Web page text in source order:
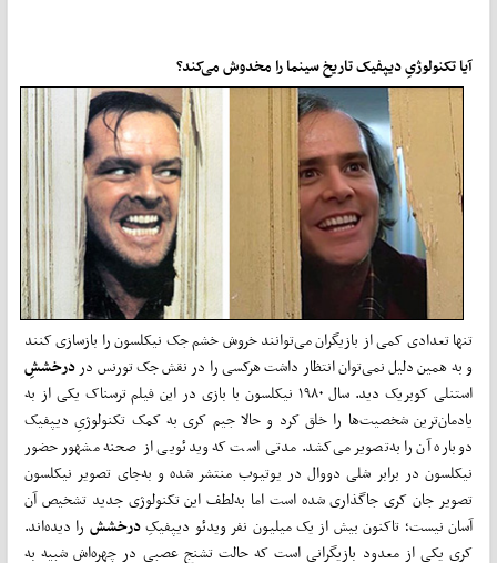
آیا تکنولوژیِ دیپ­فیک تاریخ سینما را مخدوش می‌کند؟
تنها تعدادی کمی از بازیگران می­‌توانند خروش خشم جک نیکلسون را بازسازی کنند
و به همین دلیل نمی­‌توان انتظار داشت هرکسی را در نقش جک تورنس در درخششِ
استنلی کوبریک دید. سال ۱۹۸۰ نیکلسون با بازی در این فیلم ترسناک یکی از به­‌
یادمان­‌ترین شخصیت­‌ها را خلق کرد و حالا جیم کری به کمک تکنولوژیِ دیپ­فیک
دوباره آن را به­‌تصویر می‌­کشد. مدتی است که ویدئویی از صحنه مشهور حضور
نیکلسون در برابر شلی دووال در یوتیوب منتشر شده و به­‌جای تصویر نیکلسون
تصویر جان کری جاگذاری شده است اما به­‌لطف این تکنولوژی جدید تشخیص آن
آسان نیست؛ تاکنون بیش از یک میلیون نفر ویدئو دیپ­فیکِدرخششرا دیده­‌اند.
کری یکی از معدود بازیگرانی است که حالت تشنج عصبی در چهره‌­اش شبیه به